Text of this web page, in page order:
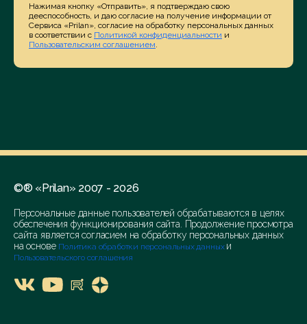
Нажимая кнопку «Отправить», я подтверждаю свою
дееспособность, и даю согласие на получение информации от
Сервиса «Prilan», согласие на обработку персональных данных
в соответствии с Политикой конфиденциальности и
Пользовательским соглашением.
©® «Prilan» 2007 - 2026
Персональные данные пользователей обрабатываются в целях
обеспечения функционирования сайта. Продолжение просмотра
сайта является согласием на обработку персональных данных
на основе Политика обработки персональных данных и
Пользовательского соглашения